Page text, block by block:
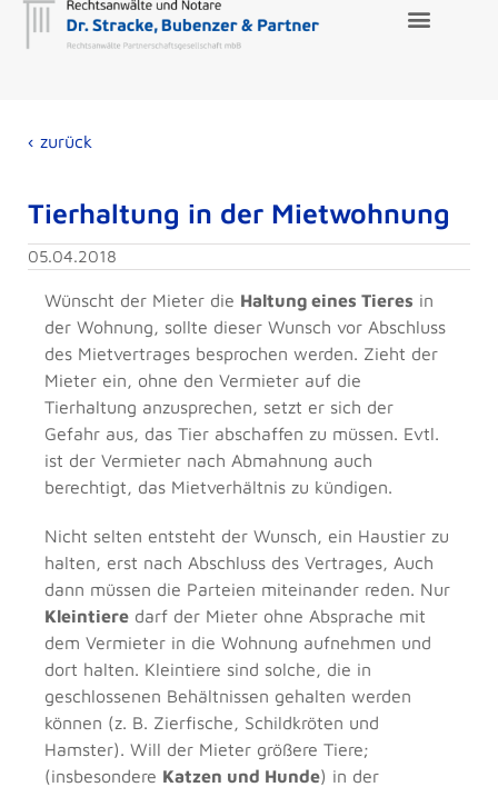
‹ zurück
Tierhaltung in der Mietwohnung
05.04.2018
Wünscht der Mieter die Haltung eines Tieres in
der Wohnung, sollte dieser Wunsch vor Abschluss
des Mietvertrages besprochen werden. Zieht der
Mieter ein, ohne den Vermieter auf die
Tierhaltung anzusprechen, setzt er sich der
Gefahr aus, das Tier abschaffen zu müssen. Evtl.
ist der Vermieter nach Abmahnung auch
berechtigt, das Mietverhältnis zu kündigen.
Nicht selten entsteht der Wunsch, ein Haustier zu
halten, erst nach Abschluss des Vertrages, Auch
dann müssen die Parteien miteinander reden. Nur
Kleintiere darf der Mieter ohne Absprache mit
dem Vermieter in die Wohnung aufnehmen und
dort halten. Kleintiere sind solche, die in
geschlossenen Behältnissen gehalten werden
können (z. B. Zierfische, Schildkröten und
Hamster). Will der Mieter größere Tiere;
(insbesondere Katzen und Hunde) in der